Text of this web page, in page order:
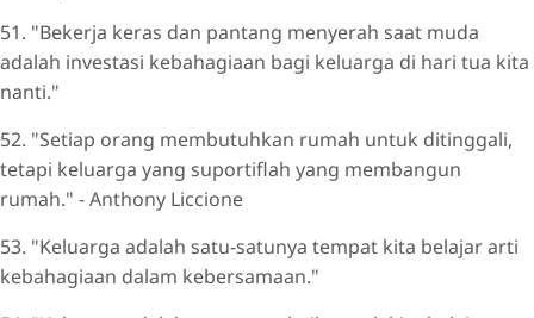
51. "Bekerja keras dan pantang menyerah saat muda
adalah investasi kebahagiaan bagi keluarga di hari tua kita
nanti."
52. "Setiap orang membutuhkan rumah untuk ditinggali,
tetapi keluarga yang suportiflah yang membangun
rumah." - Anthony Liccione
53. "Keluarga adalah satu-satunya tempat kita belajar arti
kebahagiaan dalam kebersamaan."